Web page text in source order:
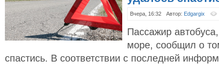
Вчера, 16:32 Автор: Edgargix
Пассажир
море, сообщил о
спастись. В соответствии с последней